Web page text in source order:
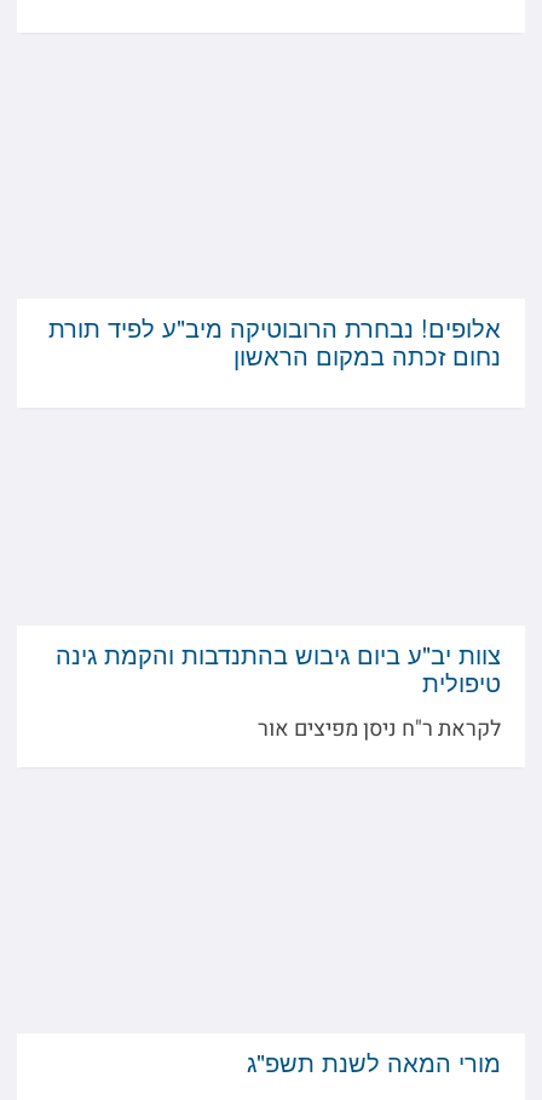
אלופים! נבחרת הרובוטיקה מיב"ע לפיד תורת
נחום זכתה במקום הראשון
צוות יב"ע ביום גיבוש בהתנדבות והקמת גינה
טיפולית
לקראת ר"ח ניסן מפיצים אור
מורי המאה לשנת תשפ"ג